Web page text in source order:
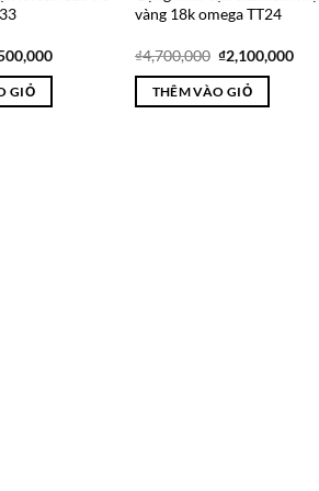
Giá
GIỎ
vàng 18k omega TT24
₫4,700,000 Giá
gốc
là:
₫4,700,000.
₫2,100,000Giá
THÊM VÀO GIỎ